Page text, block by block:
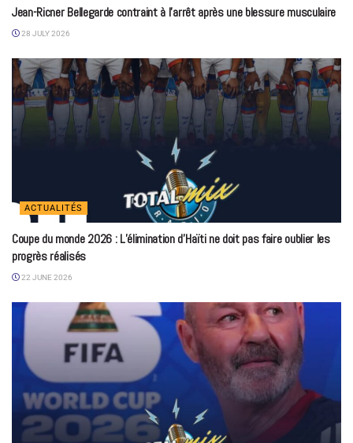
Jean-Ricner Bellegarde contraint à l’arrêt après une blessure musculaire
28 JULY 2026
ACTUALITÉS
Coupe du monde 2026 : L’élimination d’Haïti ne doit pas faire oublier les
progrès réalisés
22 JUNE 2026